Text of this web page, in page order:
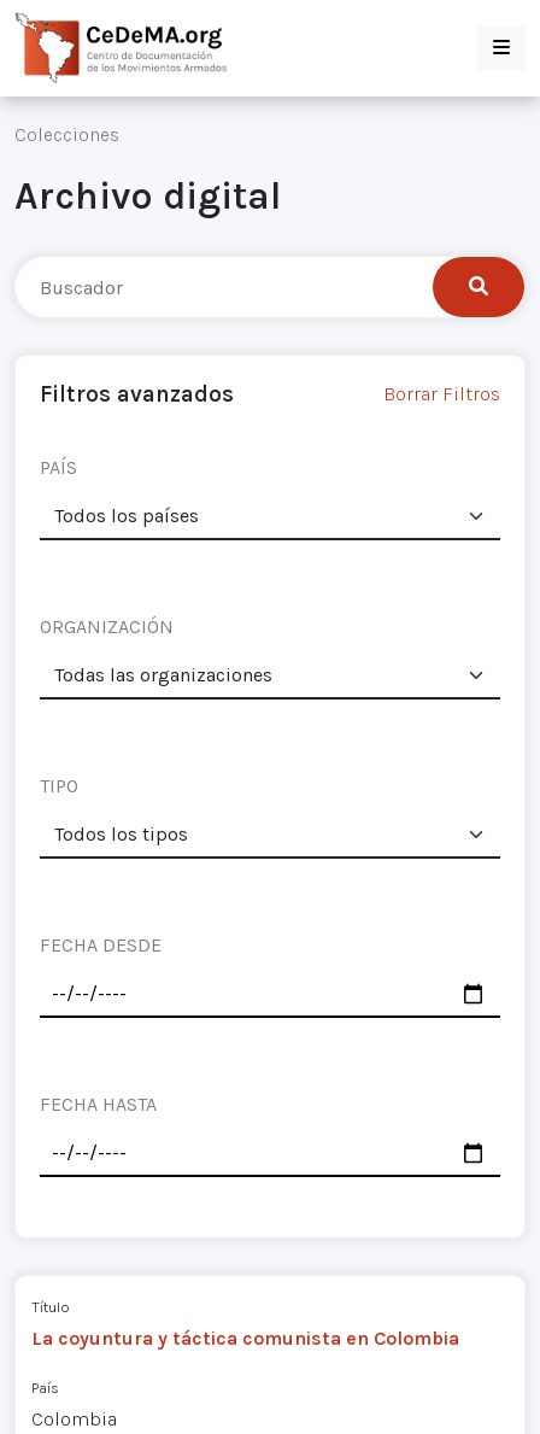
Colecciones
Archivo digital
Filtros avanzados Borrar Filtros
PAÍS
ORGANIZACIÓN
TIPO
FECHA DESDE
FECHA HASTA
Título
La coyuntura y táctica comunista en Colombia
País
Colombia